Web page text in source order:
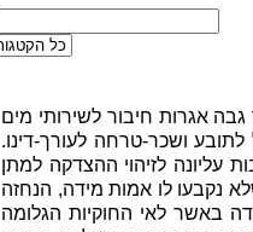
אגרות חיבור לשירותי מים
ושכר-טרחה לעורך-דינו.
עליונה לזיהוי ההצדקה למתן
נקבעו לו אמות מידה, הנחזה
באשר לאי החוקיות הגלומה